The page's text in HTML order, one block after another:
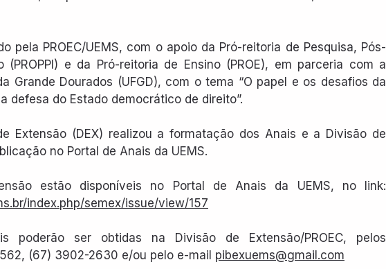
pela PROEC/UEMS, com o apoio da Pró-reitoria de Pesquisa, Pós-
(PROPPI) e da Pró-reitoria de Ensino (PROE), em parceria com a
Grande Dourados (UFGD), com o tema “O papel e os desafios da
defesa do Estado democrático de direito”.
Extensão (DEX) realizou a formatação dos Anais e a Divisão de
no Portal de Anais da UEMS.
index.php/semex/issue/view/157
poderão ser obtidas na Divisão de Extensão/PROEC, pelos
(67) 3902-2630 e/ou pelo e-mail pibexuems@gmail.com